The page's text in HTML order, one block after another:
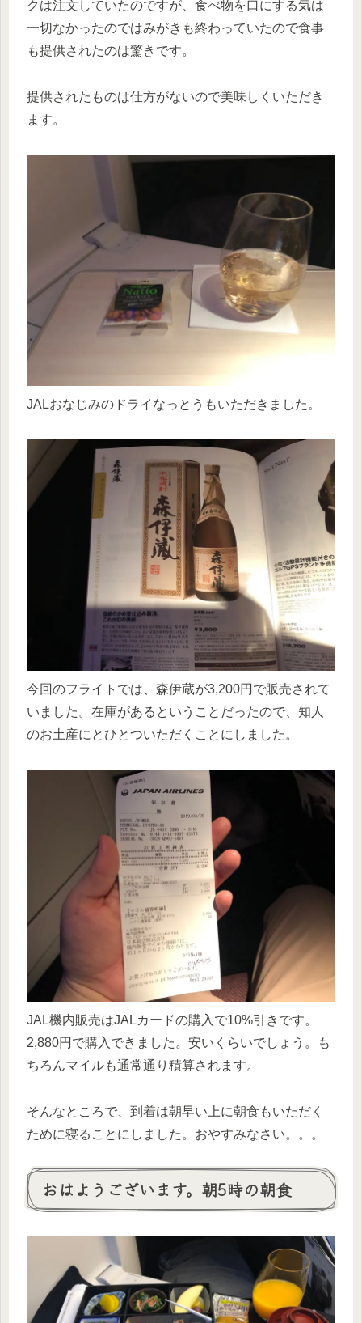
クは注文していたのですが、食べ物を口にする気は
一切なかったのではみがきも終わっていたので食事
も提供されたのは驚きです。
提供されたものは仕方がないので美味しくいただき
ます。
JALおなじみのドライなっとうもいただきました。
今回のフライトでは、森伊蔵が3,200円で販売されて
いました。在庫があるということだったので、知人
のお土産にとひとついただくことにしました。
JAL機内販売はJALカードの購入で10%引きです。
2,880円で購入できました。安いくらいでしょう。も
ちろんマイルも通常通り積算されます。
そんなところで、到着は朝早い上に朝食もいただく
ために寝ることにしました。おやすみなさい。。。
おはようございます。朝5時の朝食